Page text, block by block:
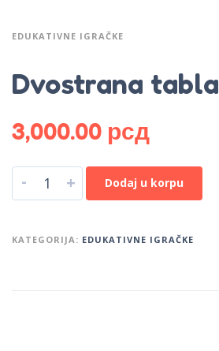
EDUKATIVNE IGRAČKE
Dvostrana tabla
3,000.00 рсд
- + Dodaj u korpu
KATEGORIJA: EDUKATIVNE IGRAČKE